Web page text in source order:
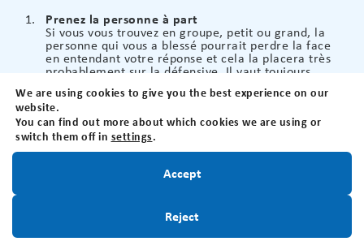
Prenez la personne à part
Si vous vous trouvez en groupe, petit ou grand, la
personne qui vous a blessé pourrait perdre la face
en entendant votre réponse et cela la placera très
probablement sur la défensive. Il vaut toujours
directement concernés uniquement. Souvenez-vous,
il existe de nombreuses raisons logiques, énumérées
ci-dessus, qui font que les gens prononcent parfois
des paroles offensantes lorsqu’ils se trouvent dans
des situations délicates qui les rendent mal à l’aise.
Décidez d’un bon moment pour discuter
de chacun permettra d’avoir une conversation plus
productive, car vous serez tous les deux prêts à
parler et ne serez pas pressés ou distraits par
We are using cookies to give you the best experience on our
website.
You can find out more about which cookies we are using or
switch them off in settings.
Accept
Reject